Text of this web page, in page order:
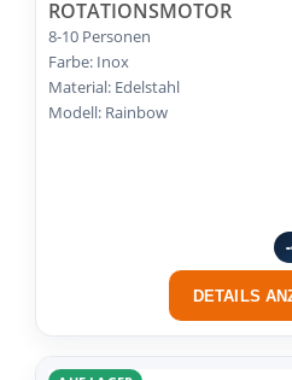
OTATIONSMOTOR
8-10 Personen
Farbe: Inox
Material: Edelstahl
Modell: Rainbow
DETAILS